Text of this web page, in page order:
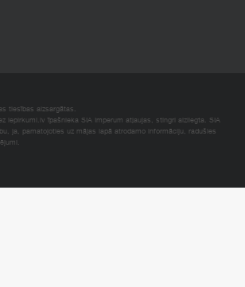
tiesības aizsargātas.
iepirkumi.lv īpašnieka SIA Imperum atļaujas, stingri aizliegta. SIA
ja, pamatojoties uz mājas lapā atrodamo informāciju, radušies